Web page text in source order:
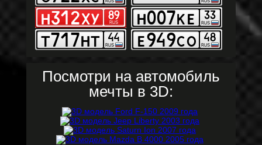
Посмотри на автомобиль
мечты в 3D: